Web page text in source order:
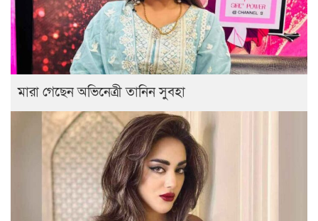
মারা গেছেন অভিনেত্রী তানিন সুবহা